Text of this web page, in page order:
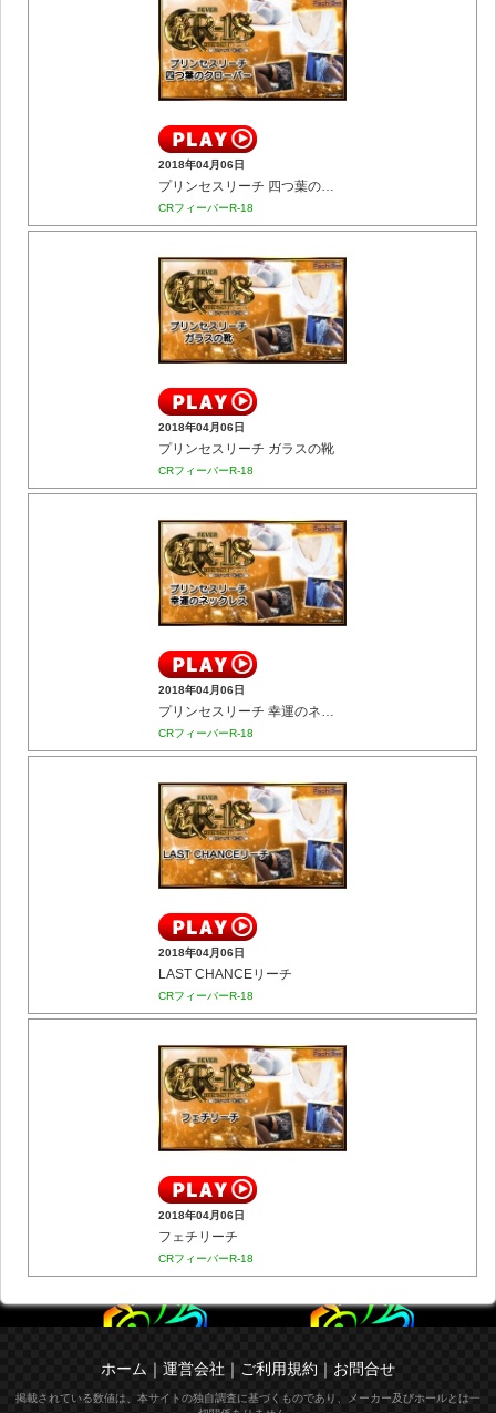
2018年04月06日
プリンセスリーチ 四つ葉のクローバー
CRフィーバーR-18
2018年04月06日
プリンセスリーチ ガラスの靴
CRフィーバーR-18
2018年04月06日
プリンセスリーチ 幸運のネックレス
CRフィーバーR-18
2018年04月06日
LAST CHANCEリーチ
CRフィーバーR-18
2018年04月06日
フェチリーチ
CRフィーバーR-18
ホーム ｜ 運営会社 ｜ ご利用規約 ｜ お問合せ
掲載されている数値は、本サイトの独自調査に基づくものであり、メーカー及びホールとは一